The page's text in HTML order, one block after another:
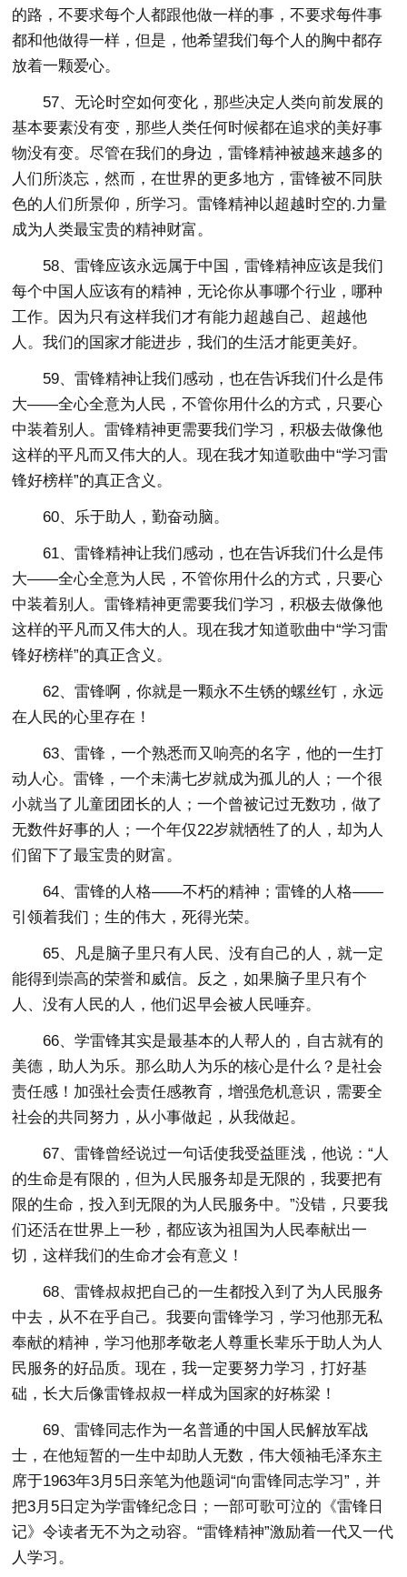
的路，不要求每个人都跟他做一样的事，不要求每件事
都和他做得一样，但是，他希望我们每个人的胸中都存
放着一颗爱心。
57、无论时空如何变化，那些决定人类向前发展的
基本要素没有变，那些人类任何时候都在追求的美好事
物没有变。尽管在我们的身边，雷锋精神被越来越多的
人们所淡忘，然而，在世界的更多地方，雷锋被不同肤
色的人们所景仰，所学习。雷锋精神以超越时空的.力量
成为人类最宝贵的精神财富。
58、雷锋应该永远属于中国，雷锋精神应该是我们
每个中国人应该有的精神，无论你从事哪个行业，哪种
工作。因为只有这样我们才有能力超越自己、超越他
人。我们的国家才能进步，我们的生活才能更美好。
59、雷锋精神让我们感动，也在告诉我们什么是伟
大——全心全意为人民，不管你用什么的方式，只要心
中装着别人。雷锋精神更需要我们学习，积极去做像他
这样的平凡而又伟大的人。现在我才知道歌曲中“学习雷
锋好榜样”的真正含义。
60、乐于助人，勤奋动脑。
61、雷锋精神让我们感动，也在告诉我们什么是伟
大——全心全意为人民，不管你用什么的方式，只要心
中装着别人。雷锋精神更需要我们学习，积极去做像他
这样的平凡而又伟大的人。现在我才知道歌曲中“学习雷
锋好榜样”的真正含义。
62、雷锋啊，你就是一颗永不生锈的螺丝钉，永远
在人民的心里存在！
63、雷锋，一个熟悉而又响亮的名字，他的一生打
动人心。雷锋，一个未满七岁就成为孤儿的人；一个很
小就当了儿童团团长的人；一个曾被记过无数功，做了
无数件好事的人；一个年仅22岁就牺牲了的人，却为人
们留下了最宝贵的财富。
64、雷锋的人格——不朽的精神；雷锋的人格——
引领着我们；生的伟大，死得光荣。
65、凡是脑子里只有人民、没有自己的人，就一定
能得到崇高的荣誉和威信。反之，如果脑子里只有个
人、没有人民的人，他们迟早会被人民唾弃。
66、学雷锋其实是最基本的人帮人的，自古就有的
美德，助人为乐。那么助人为乐的核心是什么？是社会
责任感！加强社会责任感教育，增强危机意识，需要全
社会的共同努力，从小事做起，从我做起。
67、雷锋曾经说过一句话使我受益匪浅，他说：“人
的生命是有限的，但为人民服务却是无限的，我要把有
限的生命，投入到无限的为人民服务中。”没错，只要我
们还活在世界上一秒，都应该为祖国为人民奉献出一
切，这样我们的生命才会有意义！
68、雷锋叔叔把自己的一生都投入到了为人民服务
中去，从不在乎自己。我要向雷锋学习，学习他那无私
奉献的精神，学习他那孝敬老人尊重长辈乐于助人为人
民服务的好品质。现在，我一定要努力学习，打好基
础，长大后像雷锋叔叔一样成为国家的好栋梁！
69、雷锋同志作为一名普通的中国人民解放军战
士，在他短暂的一生中却助人无数，伟大领袖毛泽东主
席于1963年3月5日亲笔为他题词“向雷锋同志学习”，并
把3月5日定为学雷锋纪念日；一部可歌可泣的《雷锋日
记》令读者无不为之动容。“雷锋精神”激励着一代又一代
人学习。